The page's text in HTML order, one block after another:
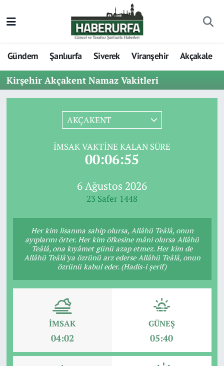
Gündem Şanlıurfa Siverek Viranşehir Akçakale
Kirşehir Akçakent Namaz Vakitleri
AKÇAKENT
İMSAK VAKTINE KALAN SÜRE
00:06:55
6 Ağustos 2026
23 Safer 1448
Her kim lisanına sahip olursa, Allâhü Teâlâ, onun
ayıplarını örter. Her kim öfkesine mâni olursa Allâhü
Teâlâ, ona kıyâmet günü azap etmez. Her kim de
Allâhü Teâlâ'ya özrünü arz ederse Allâhü Teâlâ, onun
özrünü kabul eder. (Hadis-i şerif)
İMSAK
04:02
GÜNEŞ
05:40